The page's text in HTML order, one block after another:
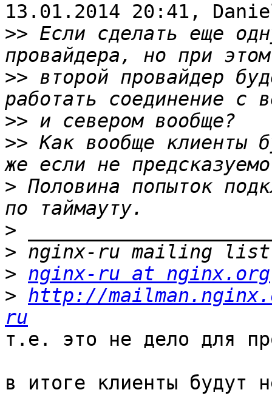
13.01.2014 20:41,
>> Если сделать еще
>> второй провайдер
>>
>> Как вообще клиенты
> Половина попыток
>
>
> nginx-ru at nginx.org
> http://
ru
т.е. это не дело для
в итоге клиенты будут